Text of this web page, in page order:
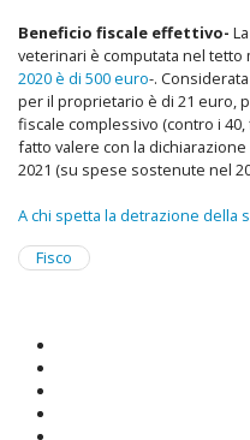
Beneficio fiscale effettivo-
veterinari è computata nel tetto
2020 è di 500 euro-.
per il proprietario è di 21 euro,
fiscale complessivo (contro i
fatto valere con la
2021 (su spese sostenute nel
A chi spetta la detrazione della
Fisco